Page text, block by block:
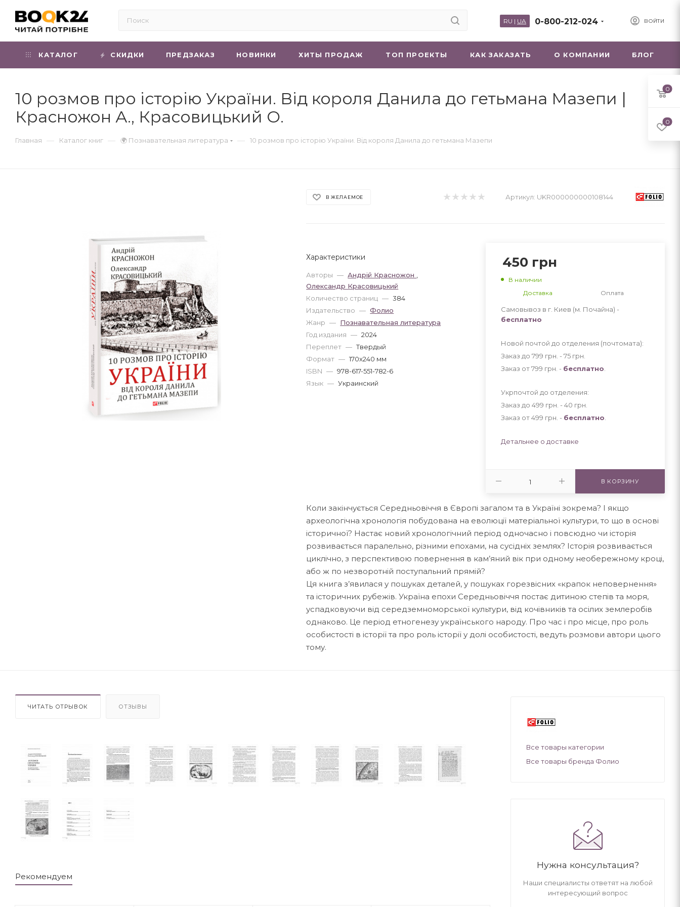
ВОЙТИ
0-800-212-024
RU | UA
КАТАЛОГ СКИДКИ ПРЕДЗАКАЗ НОВИНКИ ХИТЫ ПРОДАЖ ТОП ПРОЕКТЫ КАК ЗАКАЗАТЬ О КОМПАНИИ БЛОГ
10 розмов про історію України. Від короля Данила до гетьмана Мазепи |
Красножон А., Красовицький О.
Главная — Каталог книг — 🌍 Познавательная литература — 10 розмов про історію України. Від короля Данила до гетьмана Мазепи
В ЖЕЛАЕМОЕ Артикул: UKR000000000108144
Характеристики
Авторы — Андрій Красножон
Олександр Красовицький
Количество страниц — 384
Издательство — Фолио
Жанр — Познавательная литература
Год издания — 2024
Переплет — Твердый
Формат — 170x240 мм
ISBN — 978-617-551-782-6
Язык — Украинский
450 грн
В наличии
Доставка
Оплата
Самовывоз в г. Киев (м. Почайна) -
бесплатно
Новой почтой до отделения (почтомата):
Заказ до 799 грн. - 75 грн
Заказ от 799 грн. - бесплатно
Укрпочтой до отделения:
Заказ до 499 грн. - 40 грн
Заказ от 499 грн. - бесплатно
Детальнее о доставке
В КОРЗИНУ
Коли закінчується Середньовіччя в Європі загалом та в Україні зокрема? І якщо
археологічна хронологія побудована на еволюції матеріальної культури, то що в основі
історичної? Настає новий хронологічний період одночасно і повсюдно чи історія
розвивається паралельно, різними епохами, на сусідніх землях? Історія розвивається
циклічно, з перспективою повернення в кам’яний вік при одному необережному кроці,
або ж по незворотній поступальний прямій?
Ця книга з’явилася у пошуках деталей, у пошуках горезвісних «крапок неповернення»
та історичних рубежів. Україна епохи Середньовіччя постає дитиною степів та моря,
успадковуючи від середземноморської культури, від кочівників та осілих землеробів
однаково. Це період етногенезу українського народу. Про час і про місце, про роль
особистості в історії та про роль історії у долі особистості, ведуть розмови автори цього
тому.
ЧИТАТЬ ОТРЫВОК ОТЗЫВЫ
Рекомендуем
Все товары категории
Все товары бренда Фолио
Нужна консультация?
Наши специалисты ответят на любой
интересующий вопрос
0
0